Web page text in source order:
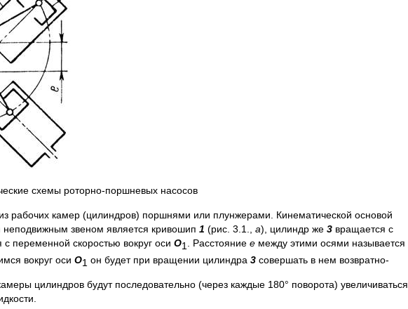
схемы роторно-поршневых насосов
рабочих камер (цилиндров) поршнями или плунжерами. Кинематической основой
звеном является кривошип 1 (рис. 3.1., а), цилиндр же 3 вращается с
с переменной скоростью вокруг оси O1 . Расстояние е между этими осями называется
вокруг оси O1 он будет при вращении цилиндра 3 совершать в нем возвратно-
цилиндров будут последовательно (через каждые 180° поворота) увеличиваться